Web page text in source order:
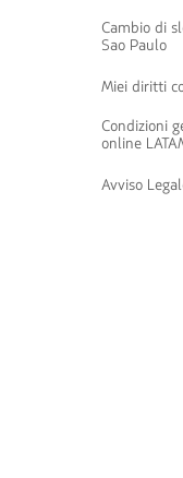
Cambio di
Sao Paulo
Miei diritti
Condizioni
online
Avviso